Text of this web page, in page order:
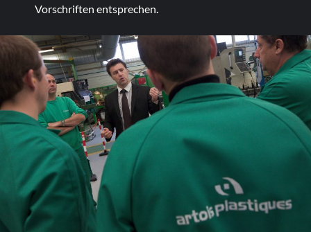
Vorschriften entsprechen.